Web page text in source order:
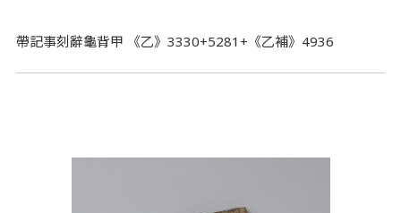
帶記事刻辭龜背甲 《乙》3330+5281+《乙補》4936